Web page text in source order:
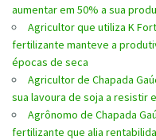
aumentar em 50% a sua
Agricultor que utiliza K
fertilizante manteve a
épocas de seca
Agricultor de Chapada
sua lavoura de soja a resistir
Agrônomo de Chapada
fertilizante que alia